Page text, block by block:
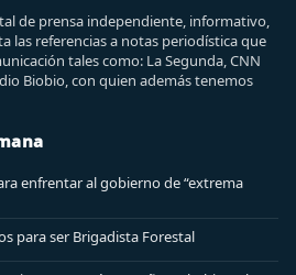
de prensa independiente, informativo,
las referencias a notas periodística que
tales como: La Segunda, CNN
Biobio, con quien además tenemos
enfrentar al gobierno de “extrema
para ser Brigadista Forestal